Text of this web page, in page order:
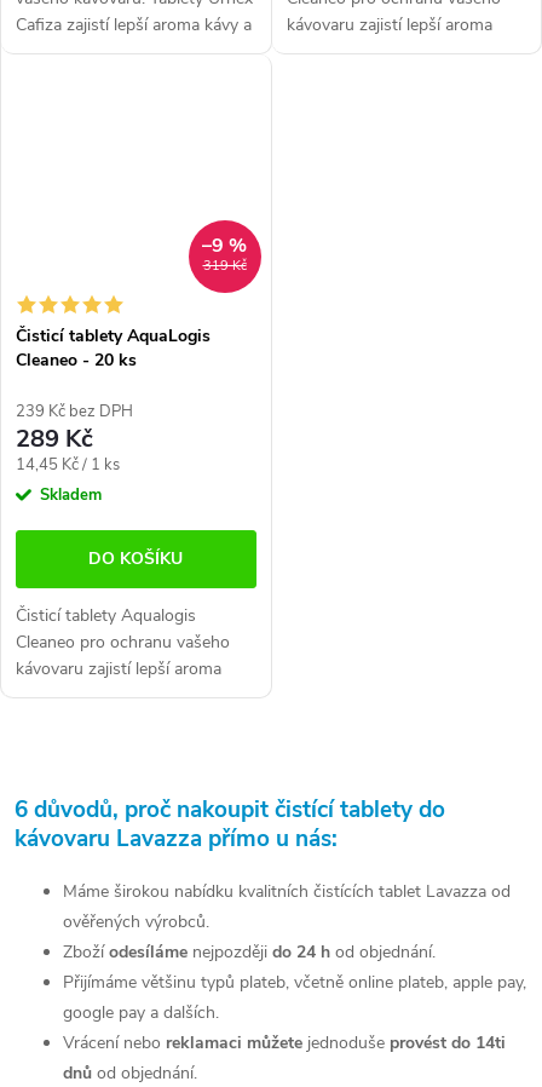
Cafiza zajistí lepší aroma kávy a
delší životnost přístroje. Určeno
kávovaru zajistí lepší aroma
kávy a delší životnost přístroje.
319 Kč
–9 %
Čisticí tablety AquaLogis
Cleaneo - 20 ks
239 Kč bez DPH
289 Kč
Měrná
cena:
14,45 Kč / 1 ks
Skladem
DO KOŠÍKU
Čisticí tablety Aqualogis
Cleaneo pro ochranu vašeho
kávovaru zajistí lepší aroma
kávy a delší životnost přístroje.
v
l
6 důvodů, proč nakoupit čistící tablety do
kávovaru Lavazza přímo u nás:
Máme širokou nabídku kvalitních čistících tablet Lavazza od
ověřených výrobců.
Zbožíodesíláme nejpozději do 24 h od objednání.
Přijímáme většinu typů plateb, včetně online plateb, apple pay,
google pay a dalších.
Vrácení nebo reklamaci můžete jednoduše provést do 14ti
dnů od objednání.